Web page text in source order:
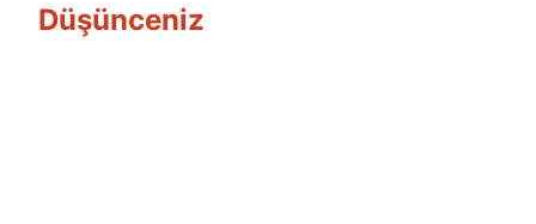
Düşünceniz